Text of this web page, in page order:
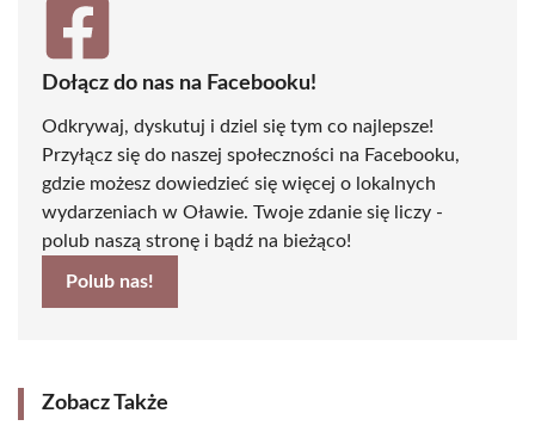
Dołącz do nas na Facebooku!
Odkrywaj, dyskutuj i dziel się tym co najlepsze!
Przyłącz się do naszej społeczności na Facebooku,
gdzie możesz dowiedzieć się więcej o lokalnych
wydarzeniach w Oławie. Twoje zdanie się liczy -
polub naszą stronę i bądź na bieżąco!
Polub nas!
Zobacz Także